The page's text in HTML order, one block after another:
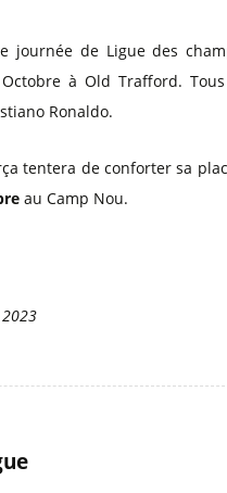
journée de Ligue des
à Old Trafford.
Ronaldo.
tentera de conforter sa
au Camp Nou.